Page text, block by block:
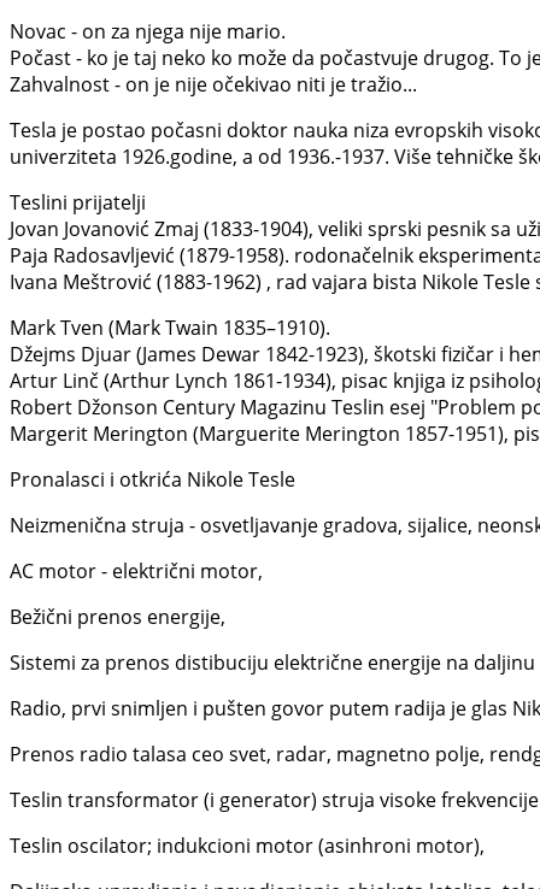
Novac - on za njega nije mario.
Počast - ko je taj neko ko može da počastvuje drugog. To
Zahvalnost - on je nije očekivao niti je tražio...
Tesla je postao počasni doktor nauka niza evropskih
univerziteta 1926.godine, a od 1936.-1937. Više tehničke
Teslini prijatelji
Jovan Jovanović Zmaj (1833-1904), veliki sprski pesnik sa
Paja Radosavljević (1879-1958). rodonačelnik
Ivana Meštrović (1883-1962) , rad vajara bista Nikole
Mark Tven (Mark Twain 1835–1910).
Džejms Djuar (James Dewar 1842-1923), škotski fizičar i
Artur Linč (Arthur Lynch 1861-1934), pisac knjiga iz
Robert Džonson Century Magazinu Teslin esej "Problem
Margerit Merington (Marguerite Merington 1857-1951),
Pronalasci i otkrića Nikole Tesle
Neizmenična struja - osvetljavanje gradova, sijalice,
AC motor - električni motor,
Bežični prenos energije,
Sistemi za prenos distibuciju električne energije na
Radio, prvi snimljen i pušten govor putem radija je glas
Prenos radio talasa ceo svet, radar, magnetno polje,
Teslin transformator (i generator) struja visoke frekvencije
Teslin oscilator; indukcioni motor (asinhroni motor),